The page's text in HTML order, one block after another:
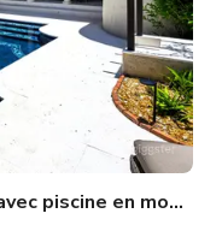
piscine en